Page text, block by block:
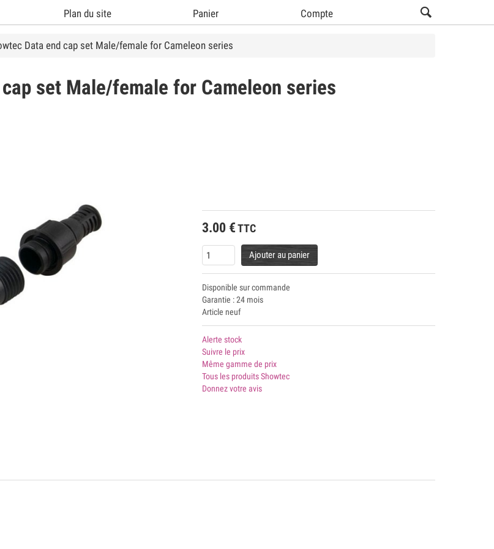
Plan du site Panier Compte
Data end cap set Male/female for Cameleon series
set Male/female for Cameleon series
3.00 € TTC
Ajouter au panier
Disponible sur commande
Garantie : 24 mois
Article neuf
Alerte stock
Suivre le prix
Même gamme de prix
Tous les produits Showtec
Donnez votre avis